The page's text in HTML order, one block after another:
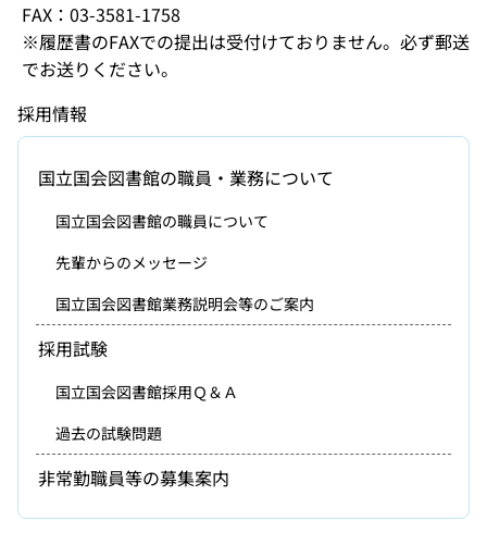
FAX：03-3581-1758
※履歴書のFAXでの提出は受付けておりません。必ず郵送
でお送りください。
採用情報
国立国会図書館の職員・業務について
国立国会図書館の職員について
先輩からのメッセージ
国立国会図書館業務説明会等のご案内
採用試験
国立国会図書館採用Ｑ＆Ａ
過去の試験問題
非常勤職員等の募集案内